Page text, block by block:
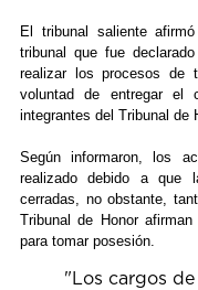
El tribunal saliente
tribunal que fue
realizar los procesos de
voluntad de entregar el
integrantes del Tribunal de
Según informaron, los
realizado debido a que
cerradas, no obstante,
Tribunal de Honor
para tomar posesión.
"Los cargos